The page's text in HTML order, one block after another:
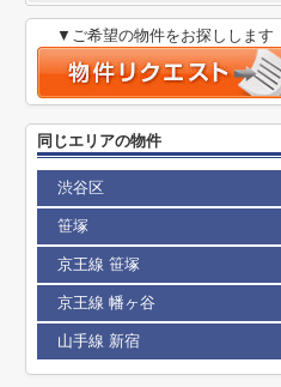
▼ご希望の物件をお探しします
同じエリアの物件
渋谷区
笹塚
京王線 笹塚
京王線 幡ヶ谷
山手線 新宿